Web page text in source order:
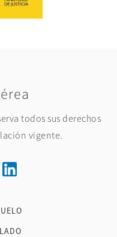
todos sus derechos
vigente.